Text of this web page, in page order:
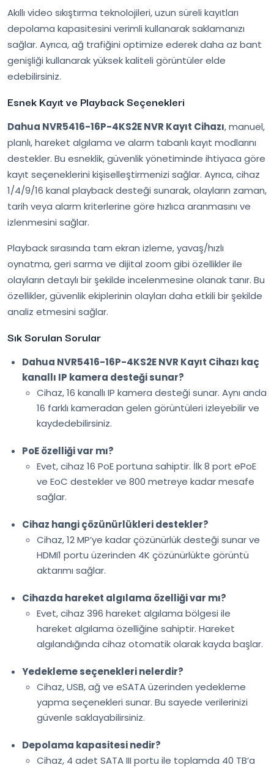
Akıllı video sıkıştırma teknolojileri, uzun süreli kayıtları
depolama kapasitesini verimli kullanarak saklamanızı
sağlar. Ayrıca, ağ trafiğini optimize ederek daha az bant
genişliği kullanarak yüksek kaliteli görüntüler elde
edebilirsiniz.
Esnek Kayıt ve Playback Seçenekleri
Dahua NVR5416-16P-4KS2E NVR Kayıt Cihazı, manuel,
planlı, hareket algılama ve alarm tabanlı kayıt modlarını
destekler. Bu esneklik, güvenlik yönetiminde ihtiyaca göre
kayıt seçeneklerini kişiselleştirmenizi sağlar. Ayrıca, cihaz
1/4/9/16 kanal playback desteği sunarak, olayların zaman,
tarih veya alarm kriterlerine göre hızlıca aranmasını ve
izlenmesini sağlar.
Playback sırasında tam ekran izleme, yavaş/hızlı
oynatma, geri sarma ve dijital zoom gibi özellikler ile
olayların detaylı bir şekilde incelenmesine olanak tanır. Bu
özellikler, güvenlik ekiplerinin olayları daha etkili bir şekilde
analiz etmesini sağlar.
Sık Sorulan Sorular
Dahua NVR5416-16P-4KS2E NVR Kayıt Cihazı kaç
kanallı IP kamera desteği sunar?
Cihaz, 16 kanallı IP kamera desteği sunar. Aynı anda
16 farklı kameradan gelen görüntüleri izleyebilir ve
kaydedebilirsiniz.
PoE özelliği var mı?
Evet, cihaz 16 PoE portuna sahiptir. İlk 8 port ePoE
ve EoC destekler ve 800 metreye kadar mesafe
sağlar.
Cihaz hangi çözünürlükleri destekler?
Cihaz, 12 MP’ye kadar çözünürlük desteği sunar ve
HDMI1 portu üzerinden 4K çözünürlükte görüntü
aktarımı sağlar.
Cihazda hareket algılama özelliği var mı?
Evet, cihaz 396 hareket algılama bölgesi ile
hareket algılama özelliğine sahiptir. Hareket
algılandığında cihaz otomatik olarak kayda başlar.
Yedekleme seçenekleri nelerdir?
Cihaz, USB, ağ ve eSATA üzerinden yedekleme
yapma seçenekleri sunar. Bu sayede verilerinizi
güvenle saklayabilirsiniz.
Depolama kapasitesi nedir?
Cihaz, 4 adet SATA III portu ile toplamda 40 TB’a